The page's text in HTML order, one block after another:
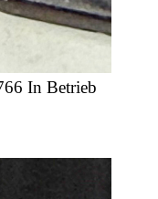
In Betrieb